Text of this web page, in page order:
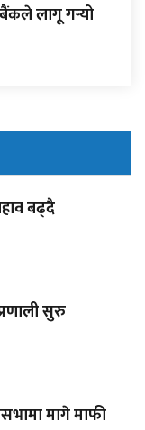
बैंकले लागू गर्‍यो
बढ्दै
सुरु
मागे माफी